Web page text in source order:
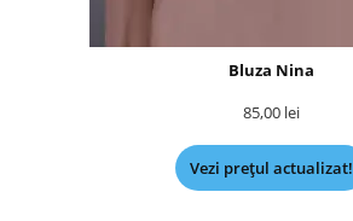
Bluza Nina
85,00 lei
Vezi prețul actualizat!